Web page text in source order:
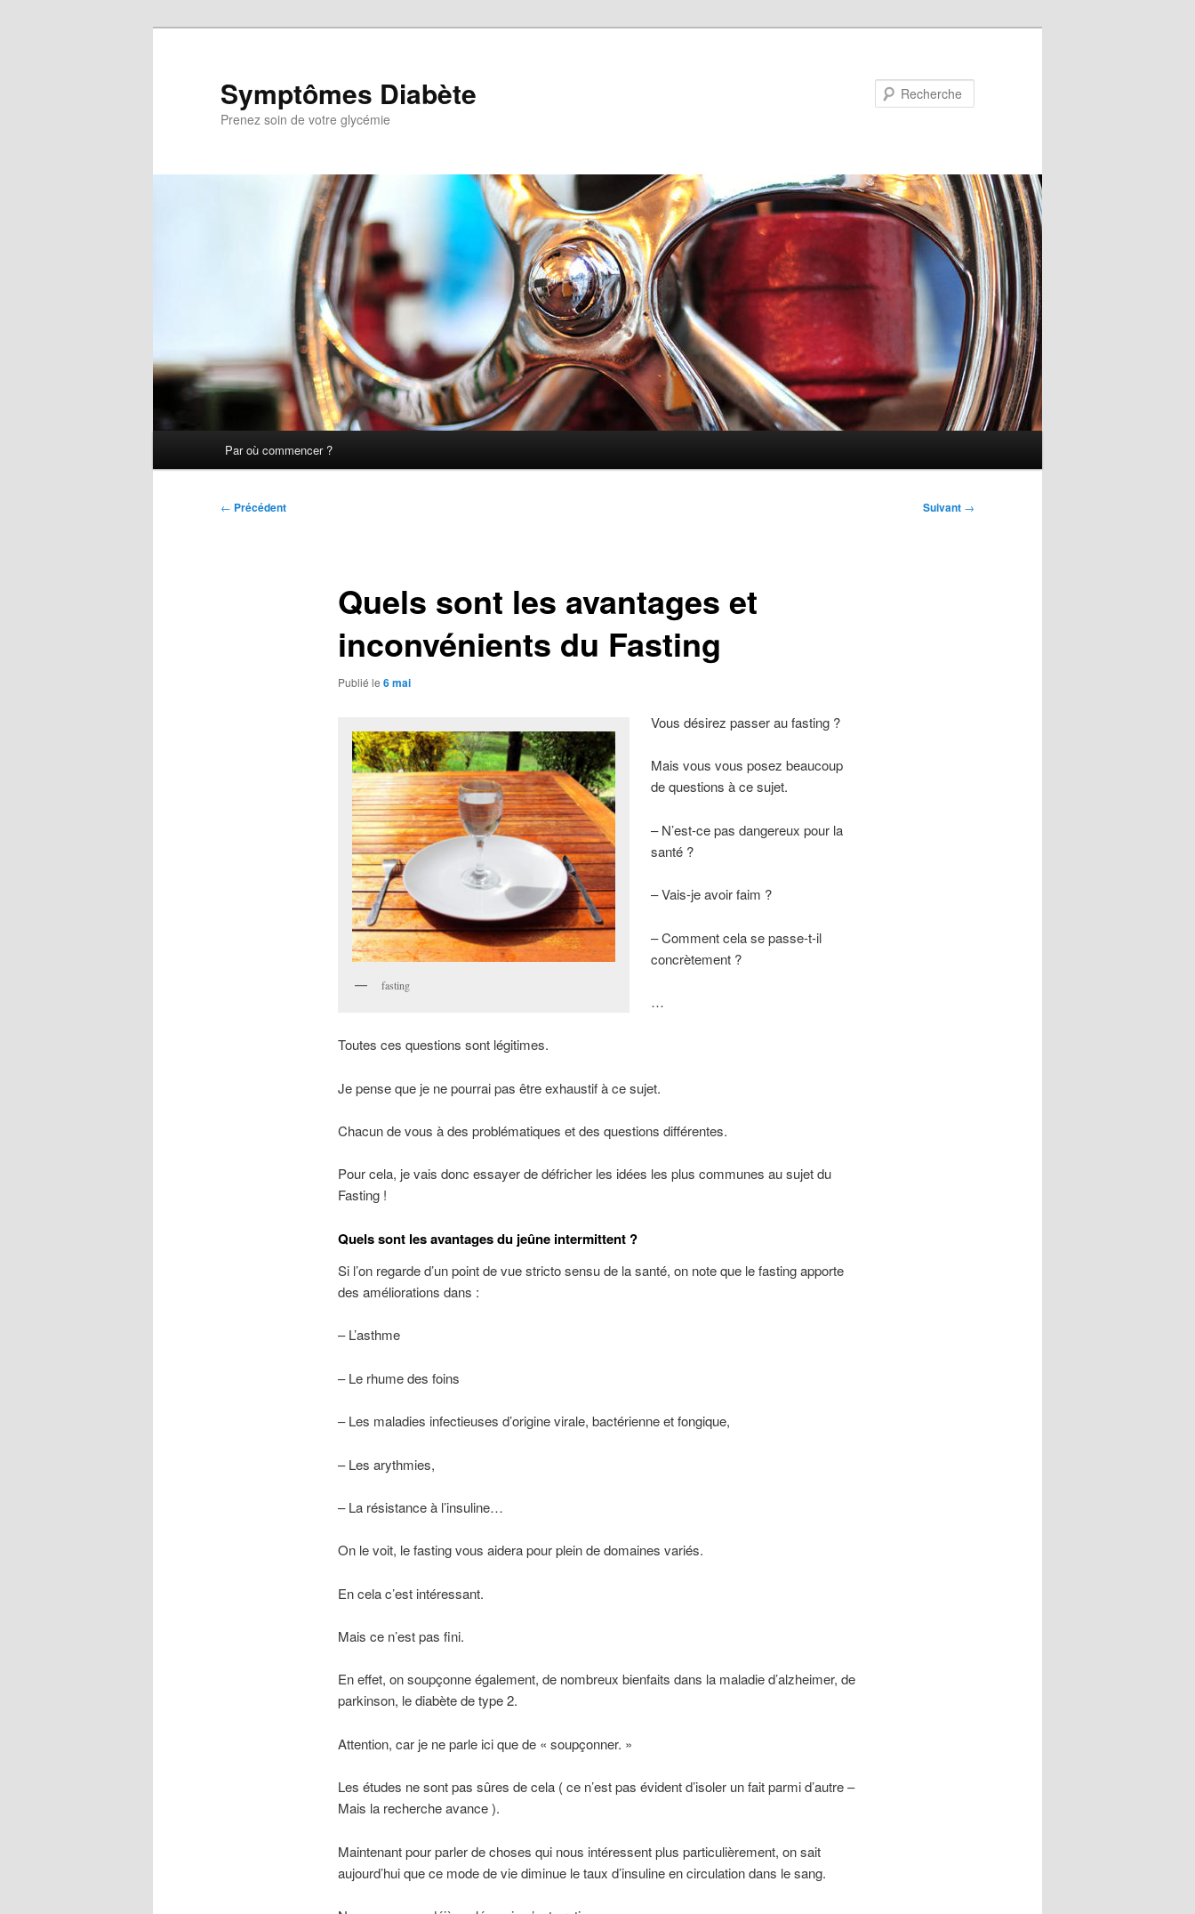
Symptômes Diabète
Prenez soin de votre glycémie
Par où commencer ?
Navigation
← Précédent Suivant →
Quels sont les avantages et
inconvénients du Fasting
Publié le 6 mai
fasting
Vous désirez passer au fasting ?
Mais vous vous posez beaucoup
de questions à ce sujet.
– N’est-ce pas dangereux pour la
santé ?
– Vais-je avoir faim ?
– Comment cela se passe-t-il
concrètement ?
…
Toutes ces questions sont légitimes.
Je pense que je ne pourrai pas être exhaustif à ce sujet.
Chacun de vous à des problématiques et des questions différentes.
Pour cela, je vais donc essayer de défricher les idées les plus communes au sujet du
Fasting !
Quels sont les avantages du jeûne intermittent ?
Si l’on regarde d’un point de vue stricto sensu de la santé, on note que le fasting apporte
des améliorations dans :
– L’asthme
– Le rhume des foins
– Les maladies infectieuses d’origine virale, bactérienne et fongique,
– Les arythmies,
– La résistance à l’insuline…
On le voit, le fasting vous aidera pour plein de domaines variés.
En cela c’est intéressant.
Mais ce n’est pas fini.
En effet, on soupçonne également, de nombreux bienfaits dans la maladie d’alzheimer, de
parkinson, le diabète de type 2.
Attention, car je ne parle ici que de « soupçonner. »
Les études ne sont pas sûres de cela ( ce n’est pas évident d’isoler un fait parmi d’autre –
Mais la recherche avance ).
Maintenant pour parler de choses qui nous intéressent plus particulièrement, on sait
aujourd’hui que ce mode de vie diminue le taux d’insuline en circulation dans le sang.